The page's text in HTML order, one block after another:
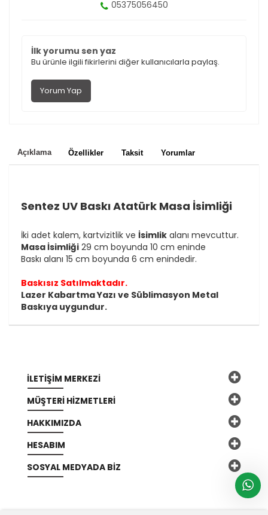
05375056450
İlk yorumu sen yaz
Bu ürünle ilgili fikirlerini diğer kullanıcılarla paylaş.
Yorum Yap
Açıklama Özellikler Taksit Yorumlar
Sentez UV Baskı Atatürk Masa İsimliği
İki adet kalem, kartvizitlik ve İsimlik alanı mevcuttur.
Masa İsimliği 29 cm boyunda 10 cm eninde
Baskı alanı 15 cm boyunda 6 cm enindedir.
Baskısız Satılmaktadır.
Lazer Kabartma Yazı ve Süblimasyon Metal
Baskıya uygundur.
İLETIŞIM MERKEZI
MÜŞTERI HIZMETLERI
HAKKIMIZDA
HESABIM
SOSYAL MEDYADA BIZ